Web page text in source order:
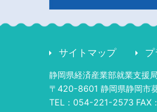
サイトマップ
静岡県経済産業部就業支援
〒420-8601 静岡県静岡市
TEL：054-221-2573 FAX